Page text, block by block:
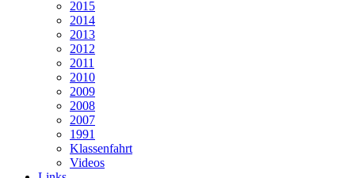
2015
2014
2013
2012
2011
2010
2009
2008
2007
1991
Klassenfahrt
Videos